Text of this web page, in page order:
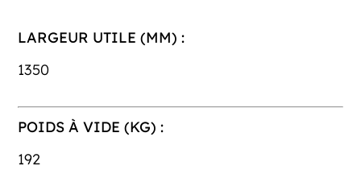
LARGEUR UTILE (MM) :
1350
POIDS À VIDE (KG) :
192